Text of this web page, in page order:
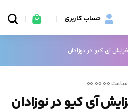
حساب کاربری
آی کیو در نوزادان
آی کیو در نوزادان